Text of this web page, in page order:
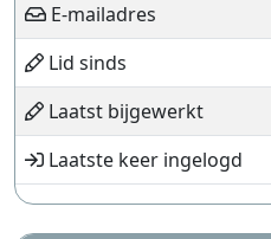
E-mailadres
Lid sinds
Laatst bijgewerkt
Laatste keer ingelogd